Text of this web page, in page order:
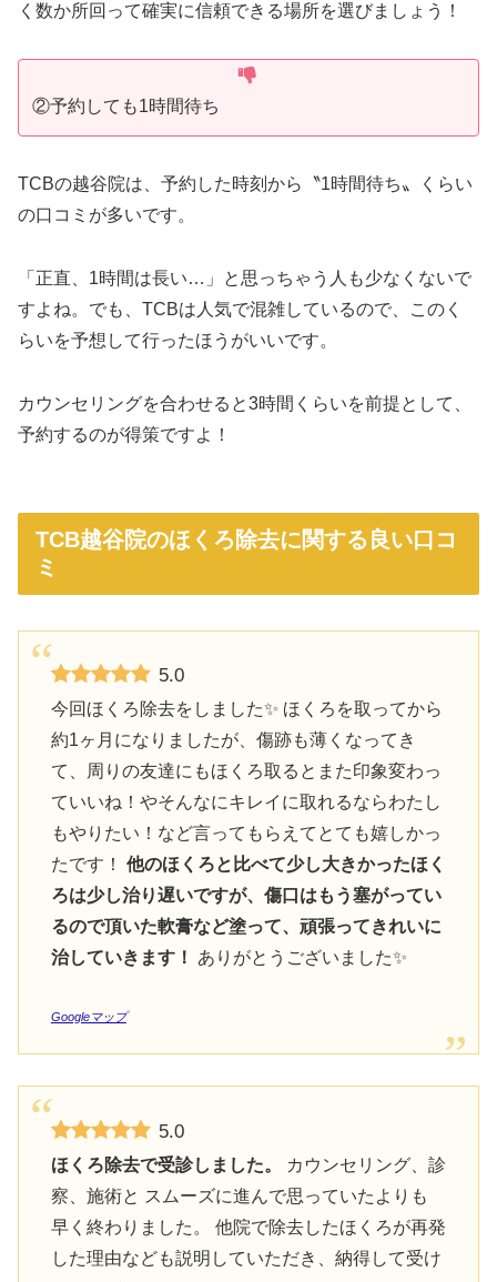
く数か所回って確実に信頼できる場所を選びましょう！
②予約しても1時間待ち
TCBの越谷院は、予約した時刻から〝1時間待ち〟くらい
の口コミが多いです。
「正直、1時間は長い…」と思っちゃう人も少なくないで
すよね。でも、TCBは人気で混雑しているので、このく
らいを予想して行ったほうがいいです。
カウンセリングを合わせると3時間くらいを前提として、
予約するのが得策ですよ！
TCB越谷院のほくろ除去に関する良い口コ
ミ
5.0
今回ほくろ除去をしました✨️ ほくろを取ってから
約1ヶ月になりましたが、傷跡も薄くなってき
て、周りの友達にもほくろ取るとまた印象変わっ
ていいね！やそんなにキレイに取れるならわたし
もやりたい！など言ってもらえてとても嬉しかっ
たです！ 他のほくろと比べて少し大きかったほく
ろは少し治り遅いですが、傷口はもう塞がってい
るので頂いた軟膏など塗って、頑張ってきれいに
治していきます！
ありがとうございました✨️
Googleマップ
5.0
ほくろ除去で受診しました。
カウンセリング、診
察、施術と スムーズに進んで思っていたよりも
早く終わりました。 他院で除去したほくろが再発
した理由なども説明していただき、納得して受け